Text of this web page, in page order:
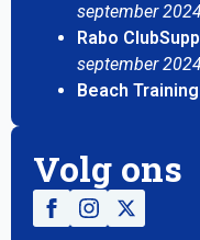
september
Rabo
september
Beach
Volg ons